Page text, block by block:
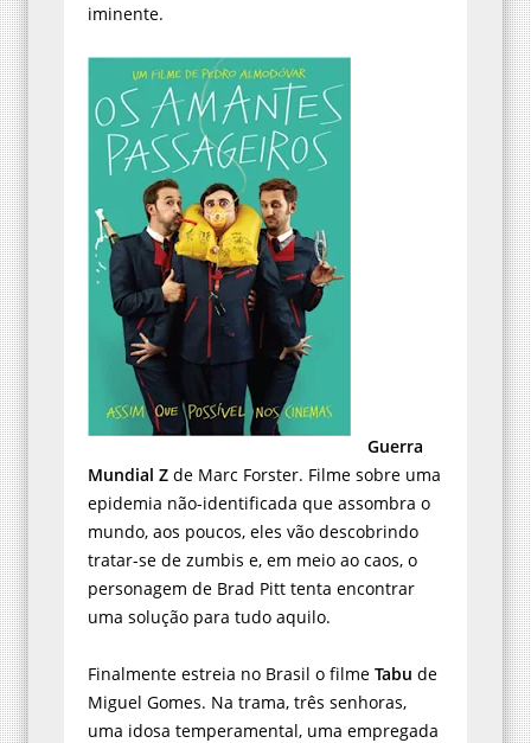
iminente.
Guerra
Mundial Z de Marc Forster. Filme sobre uma
epidemia não-identificada que assombra o
mundo, aos poucos, eles vão descobrindo
tratar-se de zumbis e, em meio ao caos, o
personagem de Brad Pitt tenta encontrar
uma solução para tudo aquilo.
Finalmente estreia no Brasil o filme Tabu de
Miguel Gomes. Na trama, três senhoras,
uma idosa temperamental, uma empregada